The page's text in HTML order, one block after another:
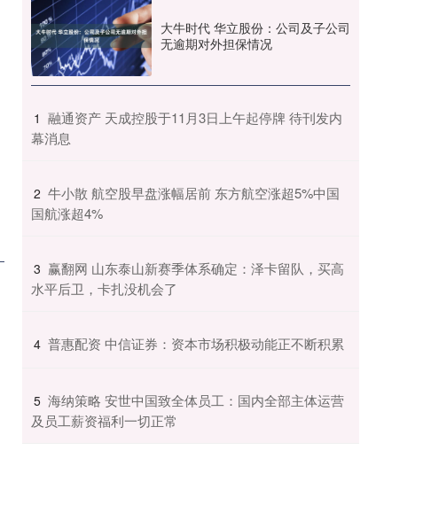
大牛时代 华立股份：公司及子公司
无逾期对外担保情况
1 ​融通资产 天成控股于11月3日上午起停牌 待刊发内
幕消息
2 ​牛小散 航空股早盘涨幅居前 东方航空涨超5%中国
国航涨超4%
3 ​赢翻网 山东泰山新赛季体系确定：泽卡留队，买高
水平后卫，卡扎没机会了
4 ​普惠配资 中信证券：资本市场积极动能正不断积累
5 ​海纳策略 安世中国致全体员工：国内全部主体运营
及员工薪资福利一切正常